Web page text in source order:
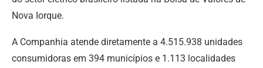
Nova Iorque.
A Companhia atende diretamente a 4.515.938 unidades
consumidoras em 394 municípios e 1.113 localidades